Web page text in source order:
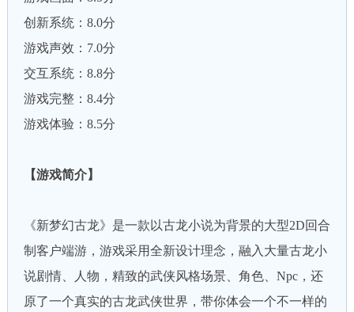
创新系统：8.0分
游戏声效：7.0分
交互系统：8.8分
游戏完整：8.4分
游戏体验：8.5分
【游戏简介】
《新梦幻古龙》是一款以古龙小说为背景的大型2D回合
制客户端游，游戏采用全新设计理念，融入大量古龙小
说剧情、人物，精致的武侠风格场景、角色、Npc，还
原了一个真实的古龙武侠世界，带你体会一个不一样的